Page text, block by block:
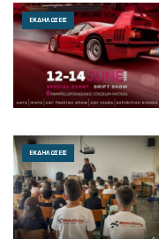
ΕΚΔΗΛΏΣΕΙΣ
ΕΚΔΗΛΏΣΕΙΣ